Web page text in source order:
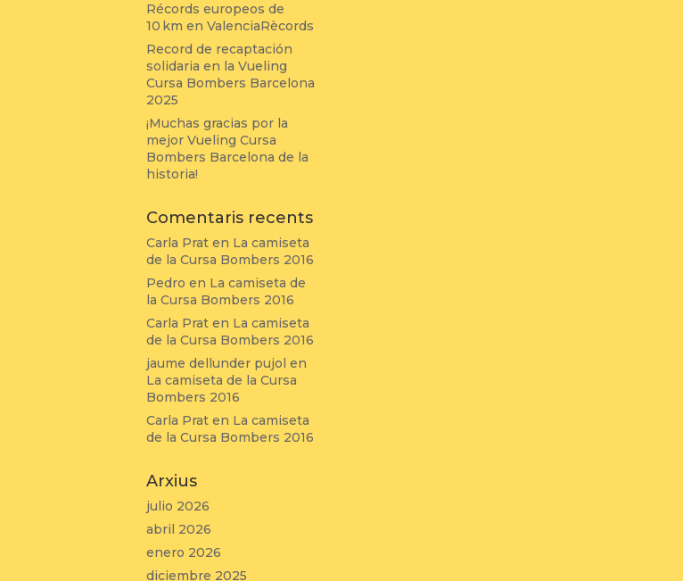
Récords europeos de
10 km en ValenciaRècords
Record de recaptación
solidaria en la Vueling
Cursa Bombers Barcelona
2025
¡Muchas gracias por la
mejor Vueling Cursa
Bombers Barcelona de la
historia!
Comentaris recents
Carla Prat en La camiseta
de la Cursa Bombers 2016
Pedro en La camiseta de
la Cursa Bombers 2016
Carla Prat en La camiseta
de la Cursa Bombers 2016
jaume dellunder pujol en
La camiseta de la Cursa
Bombers 2016
Carla Prat en La camiseta
de la Cursa Bombers 2016
Arxius
julio 2026
abril 2026
enero 2026
diciembre 2025